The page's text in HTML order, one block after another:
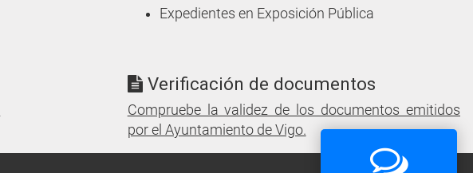
Expedientes en Exposición Pública
Verificación de documentos
Compruebe la validez de los documentos emitidos
por el Ayuntamiento de Vigo.